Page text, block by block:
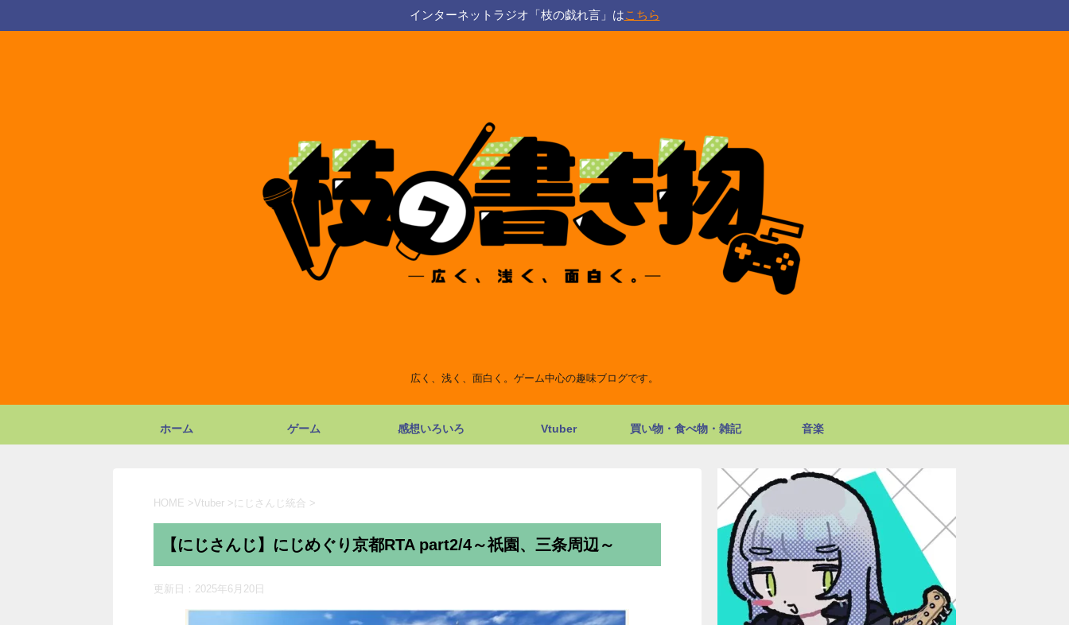
インターネットラジオ「枝の戯れ言」はこちら
広く、浅く、面白く。ゲーム中心の趣味ブログです。
ホーム ゲーム 感想いろいろ Vtuber 買い物・食べ物・雑記 音楽
HOME >Vtuber >にじさんじ統合 >
【にじさんじ】にじめぐり京都RTA part2/4～祇園、三条周辺～
更新日： 2025年6月20日